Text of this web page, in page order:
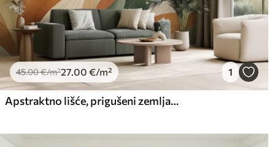
45.00€/m²27 .00 €/m² 1
Apstraktno lišće, prigušeni zemljani tonovi zelene, narančaste s nježnim detaljima linija, meka tekstura akvarela